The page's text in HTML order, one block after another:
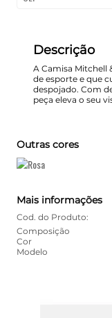
Descrição
A Camisa Mitchell
de esporte e que
despojado. Com
peça eleva o seu
Outras cores
Mais informações
Cod. do Produto:
Composição
Cor
Modelo